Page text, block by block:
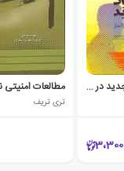
تهدیدات و بازیگران جدید در امنیت بین الملل
3،300
مطالعات امنیتی
تری تریف